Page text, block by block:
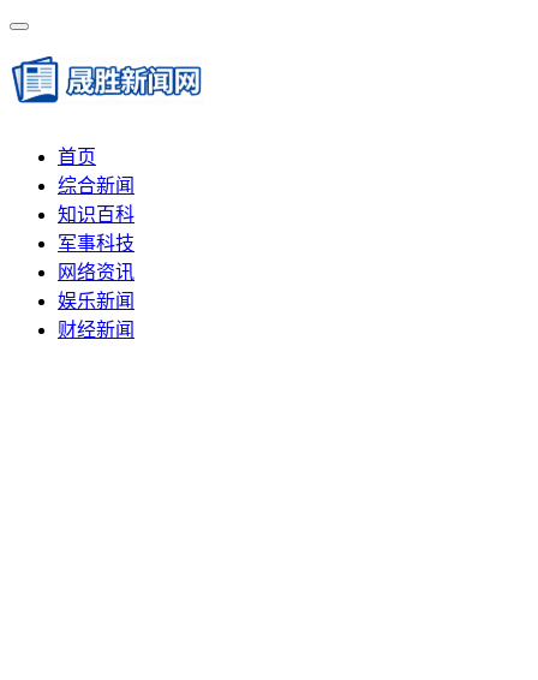
首页
综合新闻
知识百科
军事科技
网络资讯
娱乐新闻
财经新闻